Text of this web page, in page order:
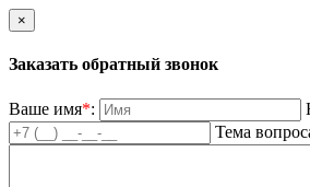
×
Заказать обратный звонок
Ваше имя*:
Тема